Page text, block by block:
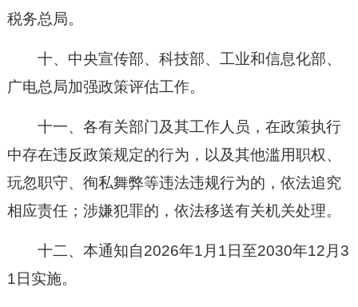
税务总局。
十、中央宣传部、科技部、工业和信息化部、
广电总局加强政策评估工作。
十一、各有关部门及其工作人员，在政策执行
中存在违反政策规定的行为，以及其他滥用职权、
玩忽职守、徇私舞弊等违法违规行为的，依法追究
相应责任；涉嫌犯罪的，依法移送有关机关处理。
十二、本通知自2026年1月1日至2030年12月3
1日实施。